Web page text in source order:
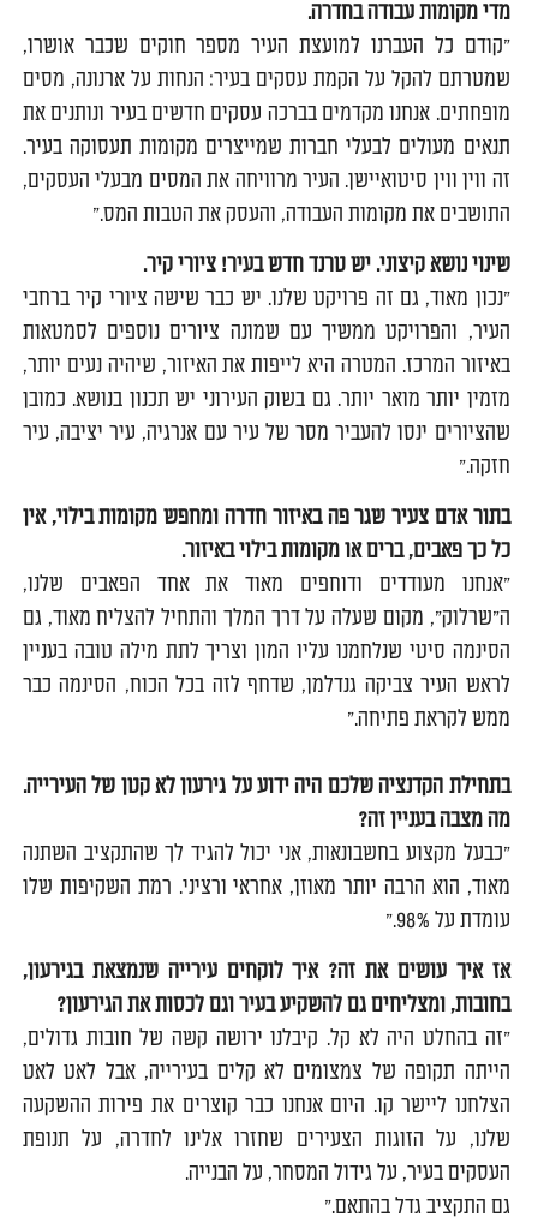
מדי מקומות עבודה בחדרה.
"קודם כל העברנו למועצת העיר מספר חוקים שכבר אושרו,
שמטרתם להקל על הקמת עסקים בעיר: הנחות על ארנונה, מסים
מופחתים. אנחנו מקדמים בברכה עסקים חדשים בעיר ונותנים את
תנאים מעולים לבעלי חברות שמייצרים מקומות תעסוקה בעיר.
זה ווין ווין סיטואיישן. העיר מרוויחה את המסים מבעלי העסקים,
התושבים את מקומות העבודה, והעסק את הטבות המס."
שינוי נושא קיצוני. יש טרנד חדש בעיר! ציורי קיר.
"נכון מאוד, גם זה פרויקט שלנו. יש כבר שישה ציורי קיר ברחבי
העיר, והפרויקט ממשיך עם שמונה ציורים נוספים לסמטאות
באיזור המרכז. המטרה היא לייפות את האיזור, שיהיה נעים יותר,
מזמין יותר מואר יותר. גם בשוק העירוני יש תכנון בנושא. כמובן
שהציורים ינסו להעביר מסר של עיר עם אנרגיה, עיר יציבה, עיר
חזקה."
בתור אדם צעיר שגר פה באיזור חדרה ומחפש מקומות בילוי, אין
כל כך פאבים, ברים או מקומות בילוי באיזור.
"אנחנו מעודדים ודוחפים מאוד את אחד הפאבים שלנו,
ה"שרלוק", מקום שעלה על דרך המלך והתחיל להצליח מאוד, גם
הסינמה סיטי שנלחמנו עליו המון וצריך לתת מילה טובה בעניין
לראש העיר צביקה גנדלמן, שדחף לזה בכל הכוח, הסינמה כבר
ממש לקראת פתיחה."
בתחילת הקדנציה שלכם היה ידוע על גירעון לא קטן של העירייה.
מה מצבה בעניין זה?
"כבעל מקצוע בחשבונאות, אני יכול להגיד לך שהתקציב השתנה
מאוד, הוא הרבה יותר מאוזן, אחראי ורציני. רמת השקיפות שלו
עומדת על 98%."
אז איך עושים את זה? איך לוקחים עירייה שנמצאת בגירעון,
בחובות, ומצליחים גם להשקיע בעיר וגם לכסות את הגירעון?
"זה בהחלט היה לא קל. קיבלנו ירושה קשה של חובות גדולים,
הייתה תקופה של צמצומים לא קלים בעירייה, אבל לאט לאט
הצלחנו ליישר קו. היום אנחנו כבר קוצרים את פירות ההשקעה
שלנו, על הזוגות הצעירים שחזרו אלינו לחדרה, על תנופת
העסקים בעיר, על גידול המסחר, על הבנייה.
גם התקציב גדל בהתאם."